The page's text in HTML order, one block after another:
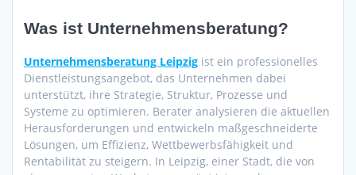
Was ist Unternehmensberatung?
Unternehmensberatung Leipzig ist ein professionelles
Dienstleistungsangebot, das Unternehmen dabei
unterstützt, ihre Strategie, Struktur, Prozesse und
Systeme zu optimieren. Berater analysieren die aktuellen
Herausforderungen und entwickeln maßgeschneiderte
Lösungen, um Effizienz, Wettbewerbsfähigkeit und
Rentabilität zu steigern. In Leipzig, einer Stadt, die von